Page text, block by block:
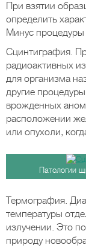
При взятии
определить
Минус процедуры
Сцинтиграфия.
радиоактивных
для организма
другие
врожденных
расположении
или опухоли,
Патологии
Термография.
температуры
излучении. Это
природу